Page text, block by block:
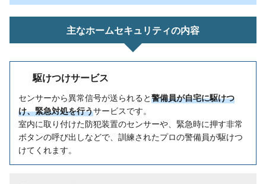
主なホームセキュリティの内容
駆けつけサービス
センサーから異常信号が送られると警備員が自宅に駆けつ
け、緊急対処を行うサービスです。
室内に取り付けた防犯装置のセンサーや、緊急時に押す非常
ボタンの呼び出しなどで、訓練されたプロの警備員が駆けつ
けてくれます。